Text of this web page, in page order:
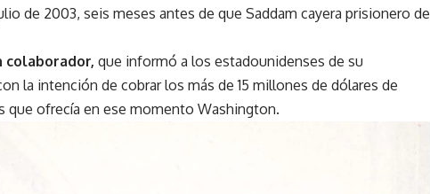
de 2003, seis meses antes de que Saddam cayera prisionero de
colaborador, que informó a los estadounidenses de su
la intención de cobrarlos más de 15 millones de dólares de
que ofrecía en ese momento Washington.